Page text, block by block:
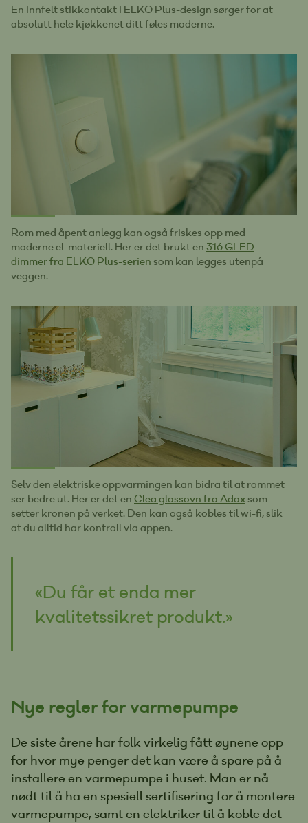
En innfelt stikkontakt i ELKO Plus-design sørger for at
absolutt hele kjøkkenet ditt føles moderne.
Rom med åpent anlegg kan også friskes opp med
moderne el-materiell. Her er det brukt en 316 GLED
dimmer fra ELKO Plus-serien som kan legges utenpå
veggen.
Selv den elektriske oppvarmingen kan bidra til at rommet
ser bedre ut. Her er det en Clea glassovn fra Adax som
setter kronen på verket. Den kan også kobles til wi-fi, slik
at du alltid har kontroll via appen.
«Du får et enda mer
kvalitetssikret produkt.»
Nye regler for varmepumpe
De siste årene har folk virkelig fått øynene opp
for hvor mye penger det kan være å spare på å
installere en varmepumpe i huset. Man er nå
nødt til å ha en spesiell sertifisering for å montere
varmepumpe, samt en elektriker til å koble det